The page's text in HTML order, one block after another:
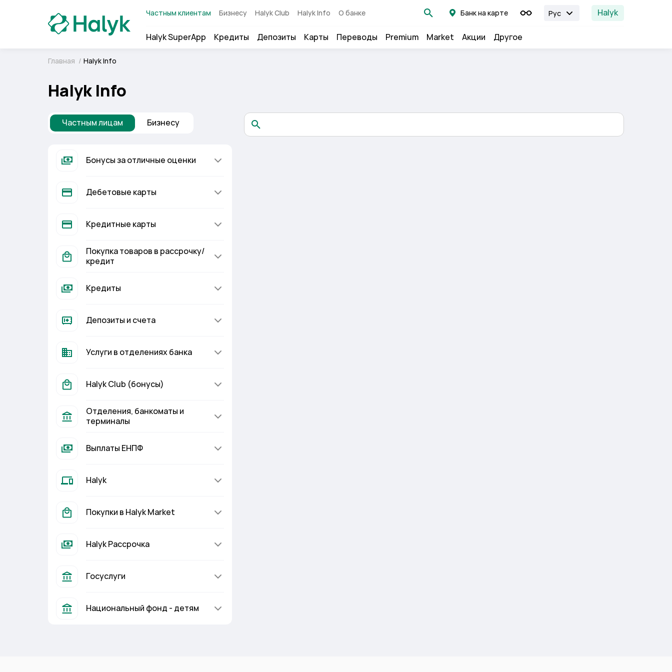
Частным клиентам Бизнесу Halyk Club Halyk Info О банке Банк на карте Рус Halyk
Halyk SuperApp Кредиты Депозиты Карты Переводы Premium Market Акции Другое
Главная / Halyk Info
Halyk Info
Частным лицам Бизнесу
Бонусы за отличные оценки
Дебетовые карты
Кредитные карты
Покупка товаров в рассрочку/
кредит
Кредиты
Депозиты и счета
Услуги в отделениях банка
Halyk Club (бонусы)
Отделения, банкоматы и
терминалы
Выплаты ЕНПФ
Halyk
Покупки в Halyk Market
Halyk Рассрочка
Госуслуги
Национальный фонд - детям